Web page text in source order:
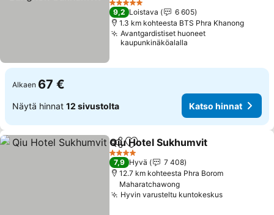
5 Tähtiluokitus
9,2 Loistava
6 605
1.3 km kohteesta BTS Phra Khanong
Avantgardistiset huoneet
kaupunkinäköalalla
Alkaen 67 €
Näytä hinnat 12 sivustolta Katso hinnat
Jaa Lisää suosikkeihin
Qiu Hotel Sukhumvit
4 Tähtiluokitus
7,9 Hyvä
7 408
12.7 km kohteesta Phra Borom
Maharatchawong
Hyvin varusteltu kuntokeskus